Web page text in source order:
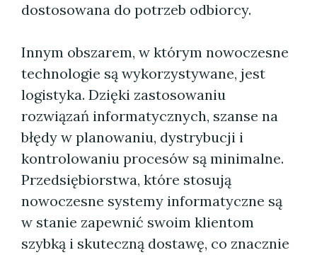
dostosowana do potrzeb odbiorcy.
Innym obszarem, w którym nowoczesne
technologie są wykorzystywane, jest
logistyka. Dzięki zastosowaniu
rozwiązań informatycznych, szanse na
błędy w planowaniu, dystrybucji i
kontrolowaniu procesów są minimalne.
Przedsiębiorstwa, które stosują
nowoczesne systemy informatyczne są
w stanie zapewnić swoim klientom
szybką i skuteczną dostawę, co znacznie